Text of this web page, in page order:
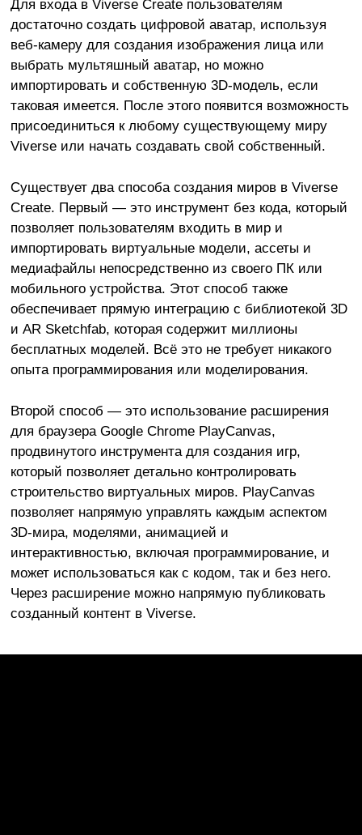
Для входа в Viverse Create пользователям
достаточно создать цифровой аватар, используя
веб-камеру для создания изображения лица или
выбрать мультяшный аватар, но можно
импортировать и собственную 3D-модель, если
таковая имеется. После этого появится возможность
присоединиться к любому существующему миру
Viverse или начать создавать свой собственный.
Существует два способа создания миров в Viverse
Create. Первый — это инструмент без кода, который
позволяет пользователям входить в мир и
импортировать виртуальные модели, ассеты и
медиафайлы непосредственно из своего ПК или
мобильного устройства. Этот способ также
обеспечивает прямую интеграцию с библиотекой 3D
и AR Sketchfab, которая содержит миллионы
бесплатных моделей. Всё это не требует никакого
опыта программирования или моделирования.
Второй способ — это использование расширения
для браузера Google Chrome PlayCanvas,
продвинутого инструмента для создания игр,
который позволяет детально контролировать
строительство виртуальных миров. PlayCanvas
позволяет напрямую управлять каждым аспектом
3D-мира, моделями, анимацией и
интерактивностью, включая программирование, и
может использоваться как с кодом, так и без него.
Через расширение можно напрямую публиковать
созданный контент в Viverse.